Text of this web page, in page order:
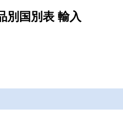
別国別表 輸入